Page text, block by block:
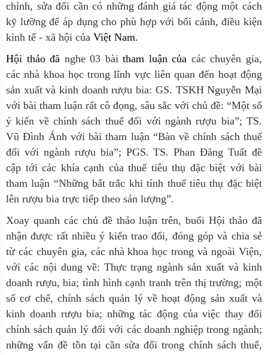
chỉnh, sửa đổi cần có những đánh giá tác động một cách
kỹ lưỡng để áp dụng cho phù hợp với bối cảnh, điều kiện
kinh tế - xã hội của Việt Nam.
Hội thảo đã nghe 03 bàitham luận của các chuyên gia,
các nhà khoa học trong lĩnh vực liên quan đến hoạt động
sản xuất và kinh doanh rượu bia: GS. TSKH Nguyễn Mại
với bài tham luận rất cô đọng, sâu sắc với chủ đề: “Một số
ý kiến về chính sách thuế đối với ngành rượu bia”; TS.
Vũ Đình Ánh với bài tham luận “Bàn về chính sách thuế
đối với ngành rượu bia”; PGS. TS. Phan Đăng Tuất đề
cập tới các khía cạnh của thuế tiêu thụ đặc biệt với bài
tham luận “Những bất trắc khi tính thuế tiêu thụ đặc biệt
lên rượu bia trực tiếp theo sản lượng”.
Xoay quanh các chủ đề thảo luận trên, buổi Hội thảo đã
nhận được rất nhiều ý kiến trao đổi, đóng góp và chia sẻ
từ các chuyên gia, các nhà khoa học trong và ngoài Viện,
với các nội dung về: Thực trạng ngành sản xuất và kinh
doanh rượu, bia; tình hình cạnh tranh trên thị trường; một
số cơ chế, chính sách quản lý về hoạt động sản xuất và
kinh doanh rượu bia; những tác động của việc thay đổi
chính sách quản lý đối với các doanh nghiệp trong ngành;
những vấn đề tồn tại cần sửa đổi trong chính sách thuế,